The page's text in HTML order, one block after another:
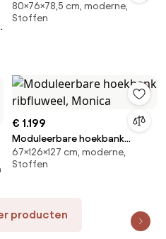
80×76×78,5 cm, moderne,
Stoffen
€ 1.199
Moduleerbare hoekbank
ribfluweel, Monica
67×126×127 cm, moderne,
Stoffen
producten